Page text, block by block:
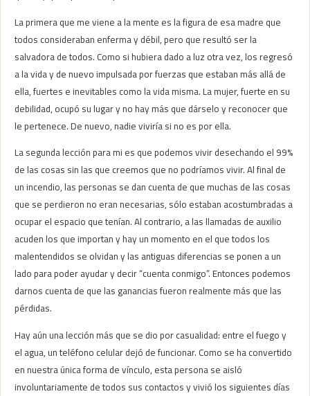
La primera que me viene a la mente es la figura de esa madre que
todos consideraban enferma y débil, pero que resultó ser la
salvadora de todos. Como si hubiera dado a luz otra vez, los regresó
a la vida y de nuevo impulsada por fuerzas que estaban más allá de
ella, fuertes e inevitables como la vida misma. La mujer, fuerte en su
debilidad, ocupó su lugar y no hay más que dárselo y reconocer que
le pertenece. De nuevo, nadie viviría si no es por ella.
La segunda lección para mi es que podemos vivir desechando el 99%
de las cosas sin las que creemos que no podríamos vivir. Al final de
un incendio, las personas se dan cuenta de que muchas de las cosas
que se perdieron no eran necesarias, sólo estaban acostumbradas a
ocupar el espacio que tenían. Al contrario, a las llamadas de auxilio
acuden los que importan y hay un momento en el que todos los
malentendidos se olvidan y las antiguas diferencias se ponen a un
lado para poder ayudar y decir “cuenta conmigo”. Entonces podemos
darnos cuenta de que las ganancias fueron realmente más que las
pérdidas.
Hay aún una lección más que se dio por casualidad: entre el fuego y
el agua, un teléfono celular dejó de funcionar. Como se ha convertido
en nuestra única forma de vínculo, esta persona se aisló
involuntariamente de todos sus contactos y vivió los siguientes días